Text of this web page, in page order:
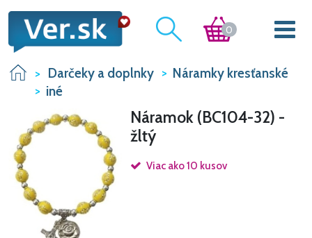
0
Darčeky a doplnky
Náramky kresťanské
iné
Náramok (BC104-32) -
žltý
Viac ako 10 kusov